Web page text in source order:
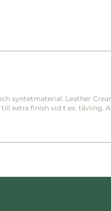
syntetmaterial. Leather
extra finish vid t ex. tävling.